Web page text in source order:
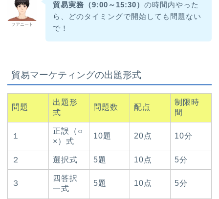
フアニート
貿易実務（9:00～15:30） の時間内やった
ら、どのタイミングで開始しても問題ない
で！
貿易マーケティングの出題形式
問題
出題形
式
問題数 配点
制限時
間
１
正誤（○
×）式
10題 20点 10分
２ 選択式 5題 10点 5分
３
四答択
一式
5題 10点 5分